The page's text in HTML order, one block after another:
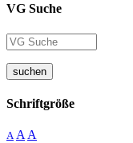
VG Suche
suchen
Schriftgröße
A A A